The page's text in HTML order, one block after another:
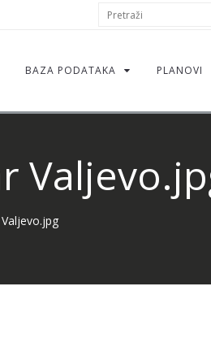
Search
form
BAZA PODATAKA PLANOVI